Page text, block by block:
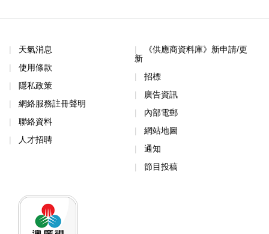
天氣消息
使用條款
隱私政策
網絡服務註冊聲明
聯絡資料
人才招聘
《供應商資料庫》新申請/更
新
招標
廣告資訊
內部電郵
網站地圖
通知
節目投稿